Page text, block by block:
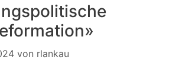
von rlankau